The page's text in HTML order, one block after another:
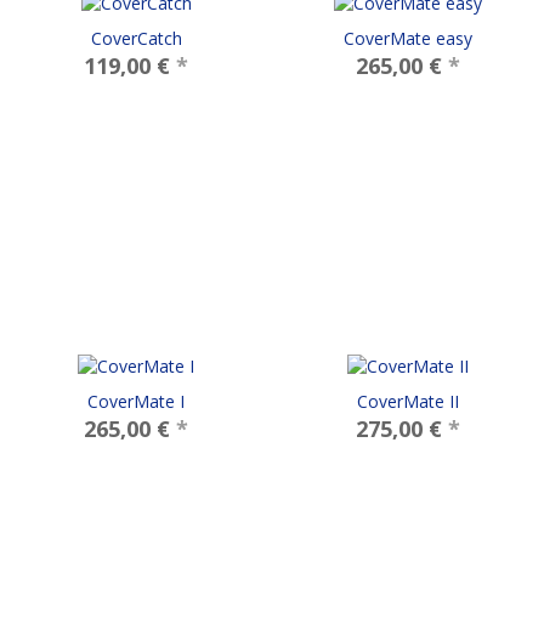
CoverCatch
119,00 € *
CoverMate easy
265,00 € *
CoverMate I
265,00 € *
CoverMate II
275,00 € *